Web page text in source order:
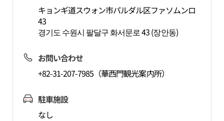
キョンギ道スウォン市パルダル区ファソムンロ
43
경기도 수원시 팔달구 화서문로 43 (장안동)
お問い合わせ
+82-31-207-7985（華西門観光案内所）
駐車施設
なし